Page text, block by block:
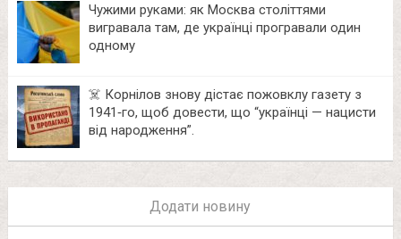
Чужими руками: як Москва століттями
вигравала там, де українці програвали один
одному
☠️ Корнілов знову дістає пожовклу газету з
1941‑го, щоб довести, що “українці — нацисти
від народження”.
Додати новину